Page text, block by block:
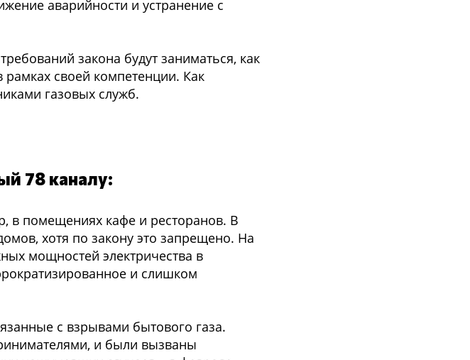
аварийности и устранение с
закона будут заниматься, как
своей компетенции. Как
газовых служб.
78 каналу:
в помещениях кафе и ресторанов. В
хотя по закону это запрещено. На
мощностей электричества в
и слишком
с взрывами бытового газа.
и были вызваны